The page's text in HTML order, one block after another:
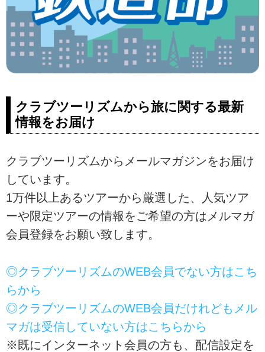
クラブツーリズムから旅に関する最新
情報をお届け
クラブツーリズムからメールマガジンをお届け
しています。
1万件以上あるツアーから厳選した、人気ツア
ーや限定ツアーの情報をご希望の方はメルマガ
会員登録をお願い致します。
◎クラブツーリズムのWEB会員でない方はこち
らから
◎クラブツーリズムのWEB会員だけれどもメル
マガは受信していない方はこちらから
※既にインターネット会員の方も、配信設定を